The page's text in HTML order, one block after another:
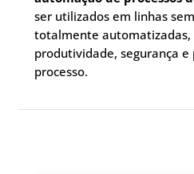
ser utilizados em linhas
totalmente
produtividade, segurança e
processo.